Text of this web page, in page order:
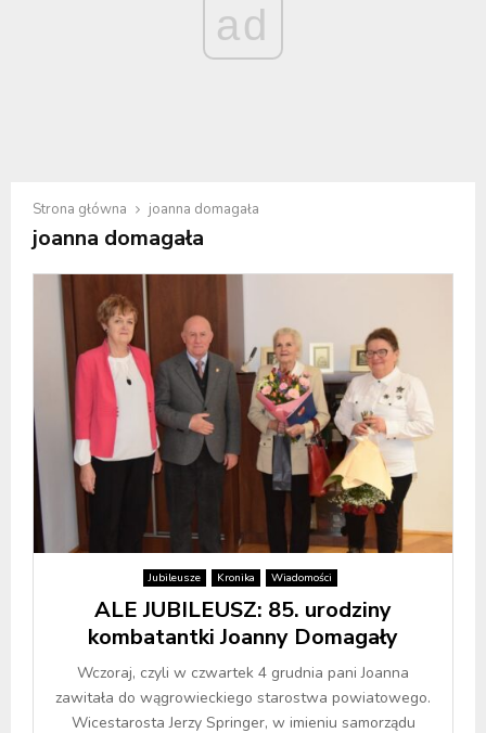
ad
Strona główna joanna domagała
joanna domagała
Jubileusze Kronika Wiadomości
ALE JUBILEUSZ: 85. urodziny
kombatantki Joanny Domagały
Wczoraj, czyli w czwartek 4 grudnia pani Joanna
zawitała do wągrowieckiego starostwa powiatowego.
Wicestarosta Jerzy Springer, w imieniu samorządu